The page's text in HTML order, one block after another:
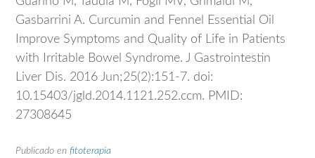
Gasbarrini A. Curcumin and Fennel Essential Oil
Improve Symptoms and Quality of Life in Patients
with Irritable Bowel Syndrome. J Gastrointestin
Liver Dis. 2016 Jun;25(2):151-7. doi:
10.15403/jgld.2014.1121.252.ccm. PMID:
27308645
Publicado en fitoterapia